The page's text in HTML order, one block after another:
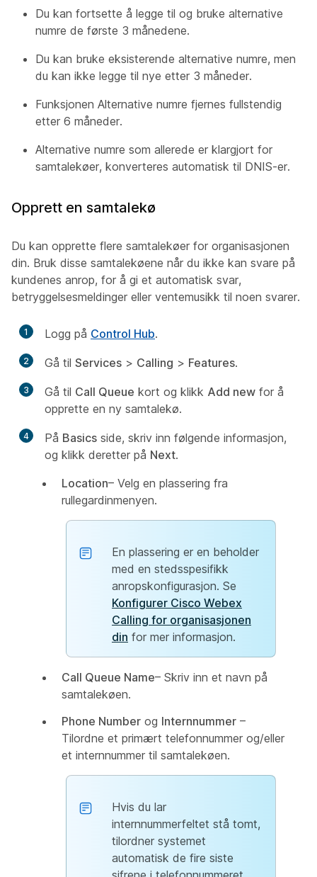
Du kan fortsette å legge til og bruke alternative
numre de første 3 månedene.
Du kan bruke eksisterende alternative numre, men
du kan ikke legge til nye etter 3 måneder.
Funksjonen Alternative numre fjernes fullstendig
etter 6 måneder.
Alternative numre som allerede er klargjort for
samtalekøer, konverteres automatisk til DNIS-er.
Opprett en samtalekø
Du kan opprette flere samtalekøer for organisasjonen
din. Bruk disse samtalekøene når du ikke kan svare på
kundenes anrop, for å gi et automatisk svar,
betryggelsesmeldinger eller ventemusikk til noen svarer.
1 Logg på Control Hub.
2 Gå til Services > Calling > Features.
3 Gå til Call Queue kort og klikk Add new for å
opprette en ny samtalekø.
4 På Basics side, skriv inn følgende informasjon,
og klikk deretter på Next.
Location– Velg en plassering fra
rullegardinmenyen.
En plassering er en beholder
med en stedsspesifikk
anropskonfigurasjon. Se
Konfigurer Cisco Webex
Calling for organisasjonen
din for mer informasjon.
Call Queue Name– Skriv inn et navn på
samtalekøen.
Phone Number og Internnummer –
Tilordne et primært telefonnummer og/eller
et internnummer til samtalekøen.
Hvis du lar
internnummerfeltet stå tomt,
tilordner systemet
automatisk de fire siste